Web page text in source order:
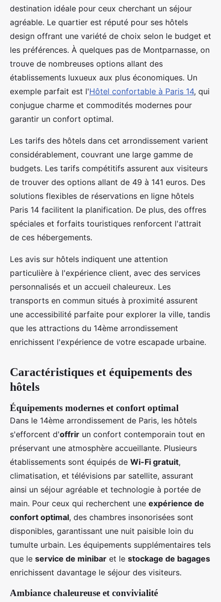
destination idéale pour ceux cherchant un séjour
agréable. Le quartier est réputé pour ses hôtels
design offrant une variété de choix selon le budget et
les préférences. À quelques pas de Montparnasse, on
trouve de nombreuses options allant des
établissements luxueux aux plus économiques. Un
exemple parfait est l'Hôtel confortable à Paris 14, qui
conjugue charme et commodités modernes pour
garantir un confort optimal.
Les tarifs des hôtels dans cet arrondissement varient
considérablement, couvrant une large gamme de
budgets. Les tarifs compétitifs assurent aux visiteurs
de trouver des options allant de 49 à 141 euros. Des
solutions flexibles de réservations en ligne hôtels
Paris 14 facilitent la planification. De plus, des offres
spéciales et forfaits touristiques renforcent l'attrait
de ces hébergements.
Les avis sur hôtels indiquent une attention
particulière à l'expérience client, avec des services
personnalisés et un accueil chaleureux. Les
transports en commun situés à proximité assurent
une accessibilité parfaite pour explorer la ville, tandis
que les attractions du 14ème arrondissement
enrichissent l'expérience de votre escapade urbaine.
Caractéristiques et équipements des
hôtels
Équipements modernes et confort optimal
Dans le 14ème arrondissement de Paris, les hôtels
s'efforcent d'offrir un confort contemporain tout en
préservant une atmosphère accueillante. Plusieurs
établissements sont équipés de Wi-Fi gratuit,
climatisation, et télévisions par satellite, assurant
ainsi un séjour agréable et technologie à portée de
main. Pour ceux qui recherchent une expérience de
confort optimal, des chambres insonorisées sont
disponibles, garantissant une nuit paisible loin du
tumulte urbain. Les équipements supplémentaires tels
que le service de minibar et le stockage de bagages
enrichissent davantage le séjour des visiteurs.
Ambiance chaleureuse et convivialité